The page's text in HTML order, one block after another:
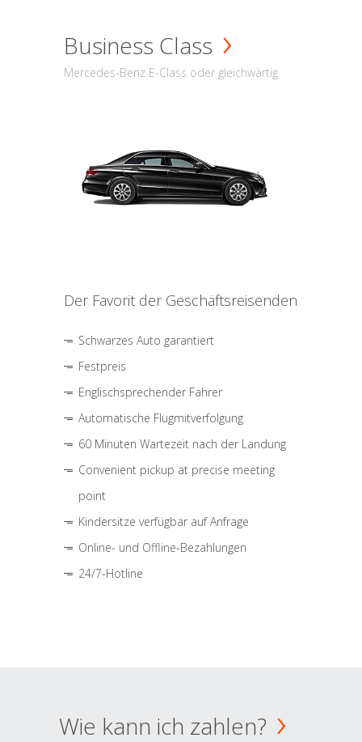
Business Class
Mercedes-Benz E-Class oder gleichwärtig
Der Favorit der Geschäftsreisenden
Schwarzes Auto garantiert
Festpreis
Englischsprechender Fahrer
Automatische Flugmitverfolgung
60 Minuten Wartezeit nach der Landung
Convenient pickup at precise meeting
point
Kindersitze verfügbar auf Anfrage
Online- und Offline-Bezahlungen
24/7-Hotline
Wie kann ich zahlen?